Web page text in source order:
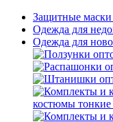
Защитные
Одежда для
Одежда для
костюмы